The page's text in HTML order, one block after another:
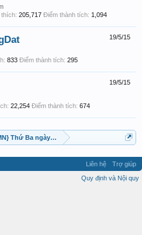
205,717 Điểm thành tích: 1,094
19/5/15
833 Điểm thành tích: 295
19/5/15
22,254 Điểm thành tích: 674
Thứ Ba ngày 19 tháng 05 năm 2015
Liên hệ
Trợ giúp
Quy định và Nội quy